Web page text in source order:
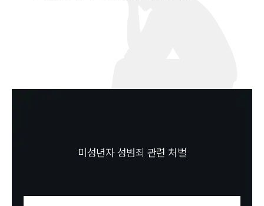
미성년자 성범죄 관련 처벌